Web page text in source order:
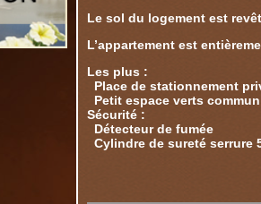
Le sol du logement est
L’appartement est
Les plus :
Place de stationnement
Petit espace verts commun
Sécurité :
Détecteur de fumée
Cylindre de sureté serrure